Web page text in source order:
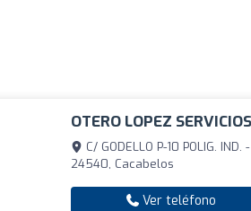
OTERO LOPEZ
C/ GODELLO P-10 POLIG. IND. -
24540, Cacabelos
Ver teléfono